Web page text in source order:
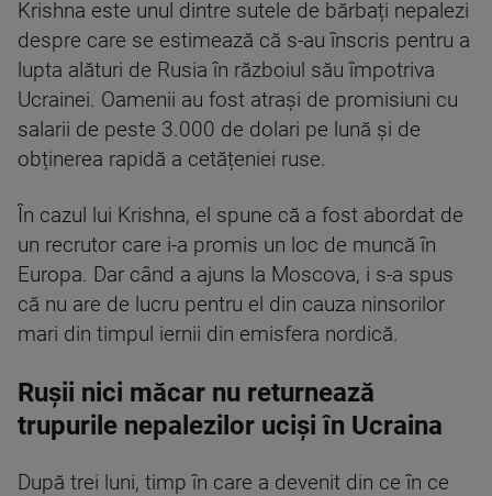
Krishna este unul dintre sutele de bărbați nepalezi
despre care se estimează că s-au înscris pentru a
lupta alături de Rusia în războiul său împotriva
Ucrainei. Oamenii au fost atrași de promisiuni cu
salarii de peste 3.000 de dolari pe lună și de
obținerea rapidă a cetățeniei ruse.
În cazul lui Krishna, el spune că a fost abordat de
un recrutor care i-a promis un loc de muncă în
Europa. Dar când a ajuns la Moscova, i s-a spus
că nu are de lucru pentru el din cauza ninsorilor
mari din timpul iernii din emisfera nordică.
Rușii nici măcar nu returnează
trupurile nepalezilor uciși în Ucraina
După trei luni, timp în care a devenit din ce în ce